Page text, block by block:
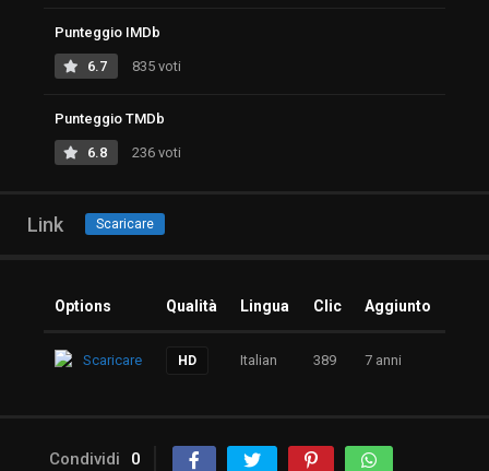
Punteggio IMDb
6.7 835 voti
Punteggio TMDb
6.8 236 voti
Link Scaricare
Options Qualità Lingua Clic Aggiunto
Scaricare HD Italian 389 7 anni
Condividi 0